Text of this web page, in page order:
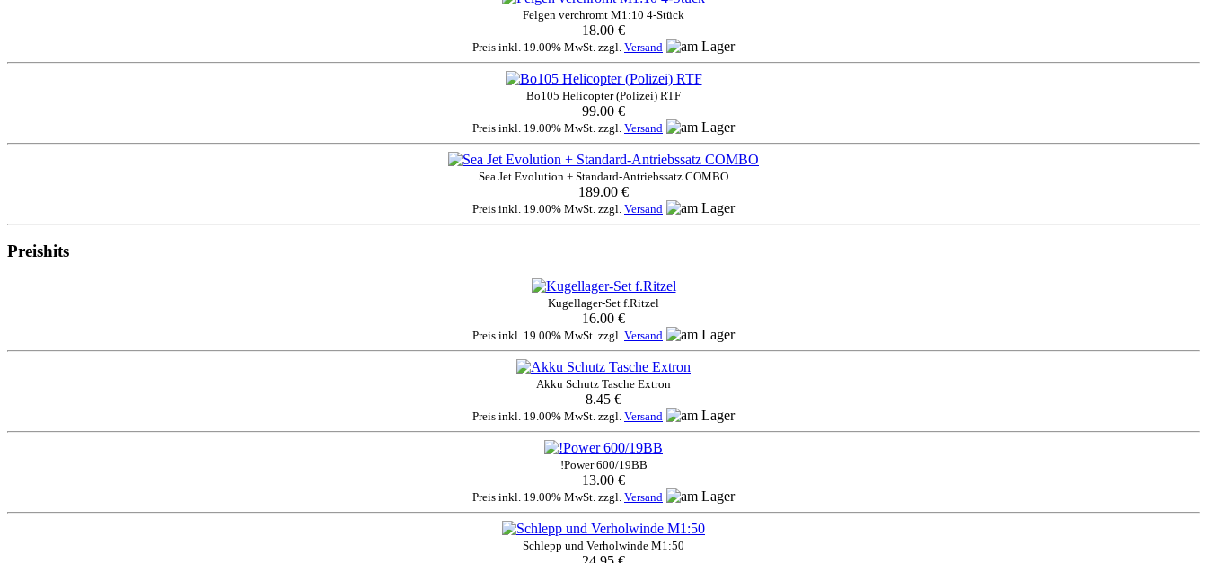
Felgen verchromt M1:10 4-Stück
18.00 €
Preis inkl. 19.00% MwSt. zzgl. Versand
Bo105 Helicopter (Polizei) RTF
99.00 €
Preis inkl. 19.00% MwSt. zzgl. Versand
Sea Jet Evolution + Standard-Antriebssatz COMBO
189.00 €
Preis inkl. 19.00% MwSt. zzgl. Versand
Preishits
Kugellager-Set f.Ritzel
16.00 €
Preis inkl. 19.00% MwSt. zzgl. Versand
Akku Schutz Tasche Extron
8.45 €
Preis inkl. 19.00% MwSt. zzgl. Versand
!Power 600/19BB
13.00 €
Preis inkl. 19.00% MwSt. zzgl. Versand
Schlepp und Verholwinde M1:50